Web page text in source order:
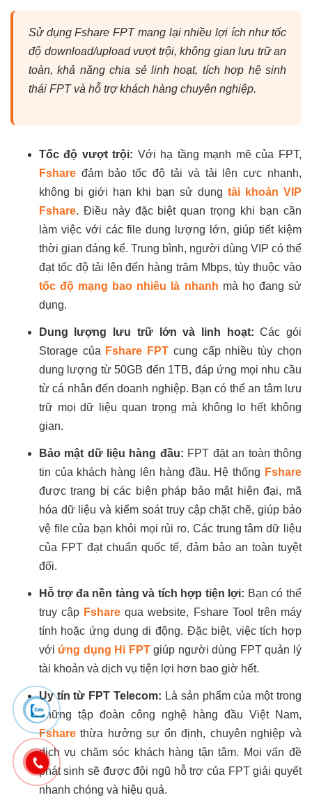
Sử dụng Fshare FPT mang lại nhiều lợi ích như tốc
độ download/upload vượt trội, không gian lưu trữ an
toàn, khả năng chia sẻ linh hoạt, tích hợp hệ sinh
thái FPT và hỗ trợ khách hàng chuyên nghiệp.
Tốc độ vượt trội: Với hạ tầng mạnh mẽ của FPT,
Fshaređảm bảo tốc độ tải và tải lên cực nhanh,
không bị giới hạn khi bạn sử dụng tài khoản VIP
Fshare. Điều này đặc biệt quan trọng khi bạn cần
làm việc với các file dung lượng lớn, giúp tiết kiệm
thời gian đáng kể. Trung bình, người dùng VIP có thể
đạt tốc độ tải lên đến hàng trăm Mbps, tùy thuộc vào
tốc độ mạng bao nhiêu là nhanh mà họ đang sử
dụng.
Dung lượng lưu trữ lớn và linh hoạt: Các gói
Storage của Fshare FPT cung cấp nhiều tùy chọn
dung lượng từ 50GB đến 1TB, đáp ứng mọi nhu cầu
từ cá nhân đến doanh nghiệp. Bạn có thể an tâm lưu
trữ mọi dữ liệu quan trọng mà không lo hết không
gian.
Bảo mật dữ liệu hàng đầu: FPT đặt an toàn thông
tin của khách hàng lên hàng đầu. Hệ thống Fshare
được trang bị các biện pháp bảo mật hiện đại, mã
hóa dữ liệu và kiểm soát truy cập chặt chẽ, giúp bảo
vệ file của bạn khỏi mọi rủi ro. Các trung tâm dữ liệu
của FPT đạt chuẩn quốc tế, đảm bảo an toàn tuyệt
đối.
Hỗ trợ đa nền tảng và tích hợp tiện lợi: Bạn có thể
truy cập Fshare qua website, Fshare Tool trên máy
tính hoặc ứng dụng di động. Đặc biệt, việc tích hợp
với ứng dụng Hi FPTgiúp người dùng FPT quản lý
tài khoản và dịch vụ tiện lợi hơn bao giờ hết.
Uy tín từ FPT Telecom: Là sản phẩm của một trong
những tập đoàn công nghệ hàng đầu Việt Nam,
Fsharethừa hưởng sự ổn định, chuyên nghiệp và
dịch vụ chăm sóc khách hàng tận tâm. Mọi vấn đề
phát sinh sẽ được đội ngũ hỗ trợ của FPT giải quyết
nhanh chóng và hiệu quả.